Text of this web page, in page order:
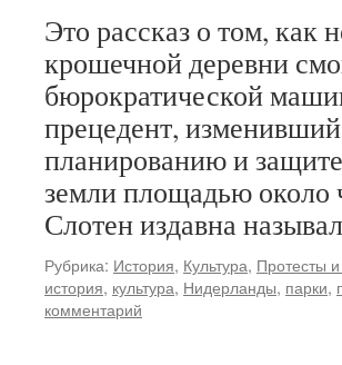
Это рассказ о том, как
крошечной деревни
бюрократической
прецедент,
планированию и
земли площадью около
Слотен издавна
Рубрика: История, Культура, Протесты
история, культура, Нидерланды, парки,
комментарий